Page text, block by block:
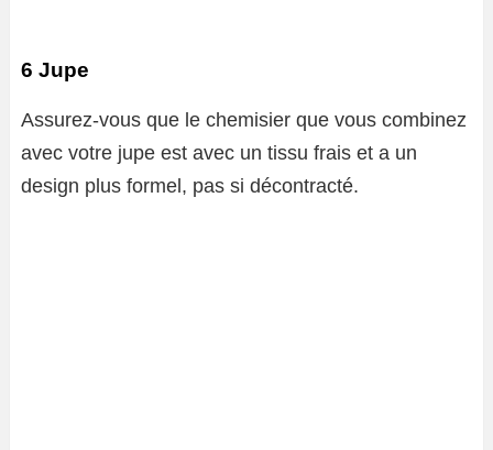
6 Jupe
Assurez-vous que le chemisier que vous combinez
avec votre jupe est avec un tissu frais et a un
design plus formel, pas si décontracté.